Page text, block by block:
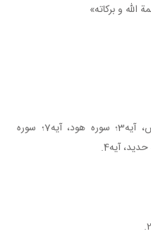
الله و برکاته»
. سوره اعراف, آيه54؛ سوره يونس، آيه3؛ سوره هود، آيه7؛ سوره